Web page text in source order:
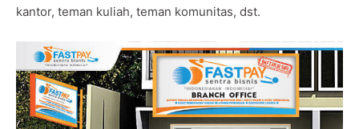
kantor, teman kuliah, teman komunitas, dst.